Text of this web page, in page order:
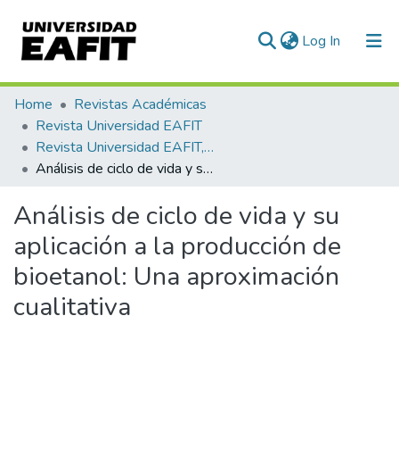
Log In (current)
Communities & Collections
All of DSpace
Statistics
Home
Revistas Académicas
Revista Universidad EAFIT
Revista Universidad EAFIT, Vol. 43, Núm. 146 (2007)
Análisis de ciclo de vida y su aplicación a la producción de bioetanol: Una aproximación cualitativa
Análisis de ciclo de vida y su
aplicación a la producción de
bioetanol: Una aproximación
cualitativa